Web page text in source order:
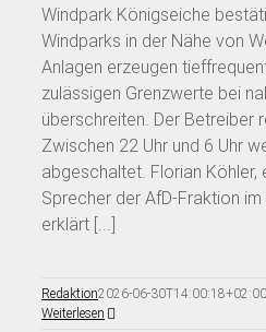
Windpark Königseiche
Windparks in der Nähe von
Anlagen erzeugen
zulässigen Grenzwerte bei
überschreiten. Der Betreiber
Zwischen 22 Uhr und 6 Uhr
abgeschaltet. Florian Köhler,
Sprecher der AfD-Fraktion
erklärt [...]
Redaktion2026-06-30T14:00:18+02:00
Weiterlesen